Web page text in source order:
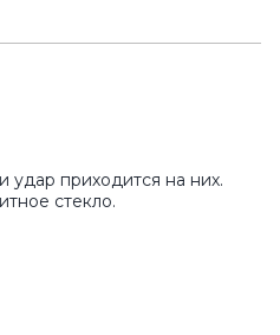
удар приходится на них.
стекло.